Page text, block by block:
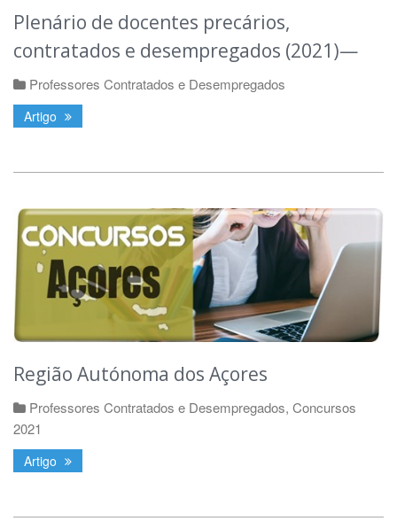
Plenário de docentes precários,
contratados e desempregados (2021)—
Professores Contratados e Desempregados
Artigo
Região Autónoma dos Açores
Professores Contratados e Desempregados, Concursos
2021
Artigo